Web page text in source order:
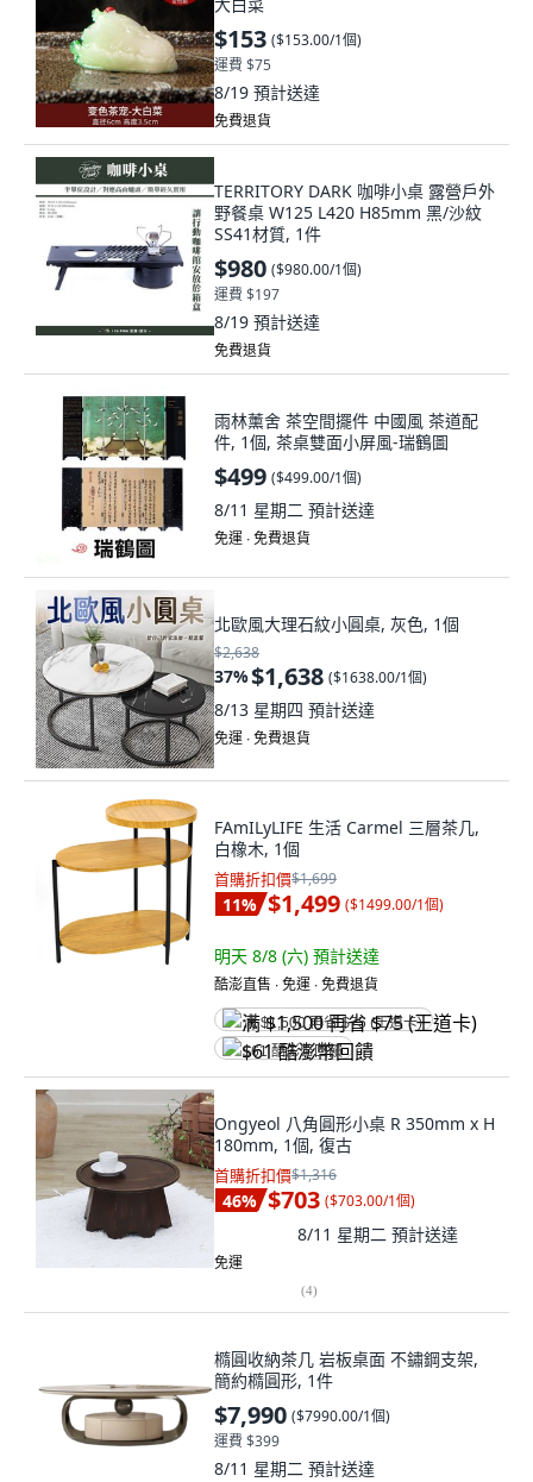
$153 ($153.00/1個)
運費 $75
8/19 預計送達
免費退貨
TERRITORY DARK 咖啡小桌 露營戶外
野餐桌 W125 L420 H85mm 黑/沙紋
SS41材質, 1件
$980 ($980.00/1個)
運費 $197
8/19 預計送達
免費退貨
雨林薰舍 茶空間擺件 中國風 茶道配
件, 1個, 茶桌雙面小屏風-瑞鶴圖
$499 ($499.00/1個)
8/11 星期二 預計送達
免運 ∙ 免費退貨
北歐風大理石紋小圓桌, 灰色, 1個
$2,638
37%$1,638 ($1638.00/1個)
8/13 星期四 預計送達
免運 ∙ 免費退貨
FAmILyLIFE 生活 Carmel 三層茶几,
白橡木, 1個
首購折扣價$1,699
11% $1,499 ($1499.00/1個)
明天 8/8 (六) 預計送達
酷澎直售 ∙ 免運 ∙ 免費退貨
满 $1,500 再省 $75 (王道卡)
$61 酷澎幣回饋
Ongyeol 八角圓形小桌 R 350mm x H
180mm, 1個, 復古
首購折扣價$1,316
46% $703 ($703.00/1個)
8/11 星期二 預計送達
免運
(4)
橢圓收納茶几 岩板桌面 不鏽鋼支架,
簡約橢圓形, 1件
$7,990 ($7990.00/1個)
運費 $399
8/11 星期二 預計送達